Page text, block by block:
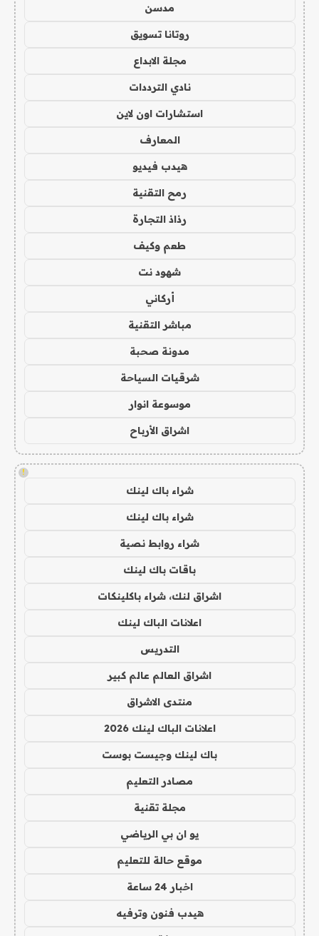
مدسن
روتانا تسويق
مجلة الابداع
نادي الترددات
استشارات اون لاين
المعارف
هيدب فيديو
رمح التقنية
رذاذ التجارة
طعم وكيف
شهود نت
أركاني
مباشر التقنية
مدونة صحبة
شرقيات السياحة
موسوعة انوار
اشراق الأرباح
!
شراء باك لينك
شراء باك لينك
شراء روابط نصية
باقات باك لينك
اشراق لنك، شراء باكلينكات
اعلانات الباك لينك
التدريس
اشراق العالم عالم كبير
منتدى الاشراق
اعلانات الباك لينك 2026
باك لينك وجيست بوست
مصادر التعليم
مجلة تقنية
يو ان بي الرياضي
موقع حالة للتعليم
اخبار 24 ساعة
هيدب فنون وترفيه